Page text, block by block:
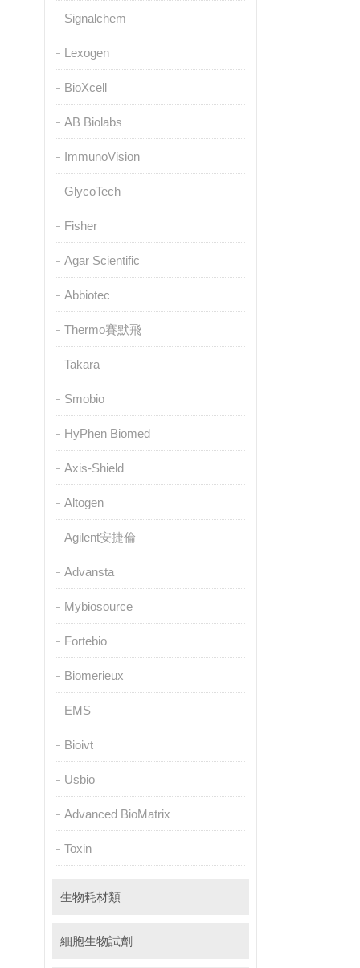
Signalchem
Lexogen
BioXcell
AB Biolabs
ImmunoVision
GlycoTech
Fisher
Agar Scientific
Abbiotec
Thermo賽默飛
Takara
Smobio
HyPhen Biomed
Axis-Shield
Altogen
Agilent安捷倫
Advansta
Mybiosource
Fortebio
Biomerieux
EMS
Bioivt
Usbio
Advanced BioMatrix
Toxin
生物耗材類
細胞生物試劑